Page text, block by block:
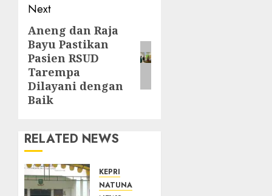
Next
Next
post:
Aneng dan Raja
Bayu Pastikan
Pasien RSUD
Tarempa
Dilayani dengan
Baik
RELATED NEWS
KEPRI
NATUNA